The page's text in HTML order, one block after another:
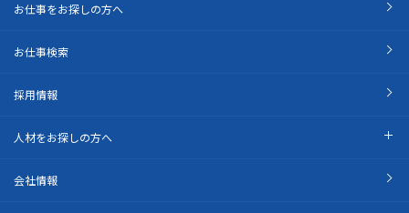
お仕事をお探しの方へ
お仕事検索
採用情報
人材をお探しの方へ
会社情報